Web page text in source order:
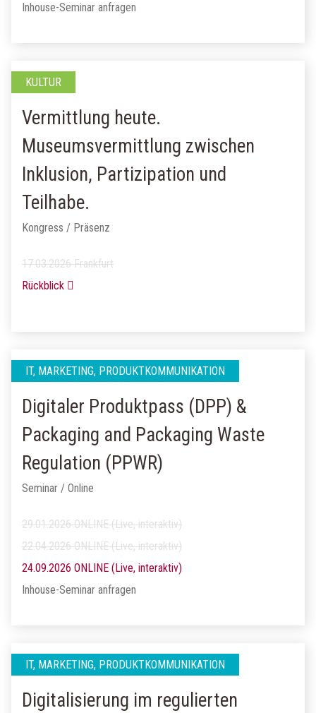
Inhouse-Seminar anfragen
KULTUR
Vermittlung heute.
Museumsvermittlung zwischen
Inklusion, Partizipation und
Teilhabe.
Kongress / Präsenz
17.03.2026 Frankfurt
Rückblick
IT, MARKETING, PRODUKTKOMMUNIKATION
Digitaler Produktpass (DPP) &
Packaging and Packaging Waste
Regulation (PPWR)
Seminar / Online
29.01.2026 ONLINE (Live, interaktiv)
22.04.2026 ONLINE (Live, interaktiv)
24.09.2026 ONLINE (Live, interaktiv)
Inhouse-Seminar anfragen
IT, MARKETING, PRODUKTKOMMUNIKATION
Digitalisierung im regulierten